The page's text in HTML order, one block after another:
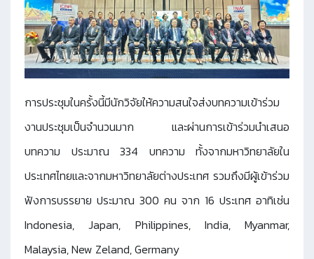
การประชุมในครั้งนี้มีนักวิจัยให้ความสนใจส่งบทความเข้าร่วม
งานประชุมเป็นจำนวนมาก และผ่านการเข้าร่วมนำเสนอ
บทความ ประมาณ 334 บทความ ทั้งจากมหาวิทยาลัยใน
ประเทศไทยและจากมหาวิทยาลัยต่างประเทศ รวมถึงมีผู้เข้าร่วม
ฟังการบรรยาย ประมาณ 300 คน จาก 16 ประเทศ อาทิเช่น
Indonesia, Japan, Philippines, India, Myanmar,
Malaysia, New Zeland, Germany